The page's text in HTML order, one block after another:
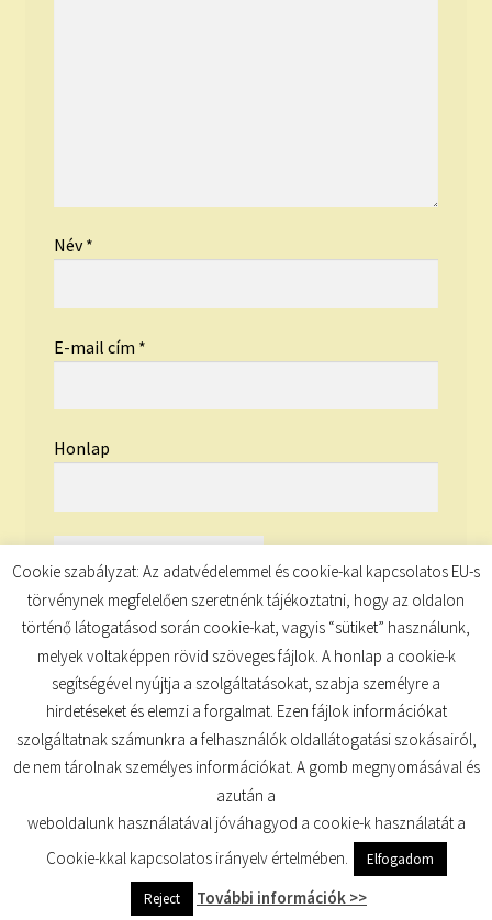
Név*
E-mail cím *
Honlap
© TUDATKULCS 2026
Cookie szabályzat: Az adatvédelemmel és cookie-kal kapcsolatos EU-s
törvénynek megfelelően szeretnénk tájékoztatni, hogy az oldalon
történő látogatásod során cookie-kat, vagyis “sütiket” használunk,
melyek voltaképpen rövid szöveges fájlok. A honlap a cookie-k
segítségével nyújtja a szolgáltatásokat, szabja személyre a
hirdetéseket és elemzi a forgalmat. Ezen fájlok információkat
szolgáltatnak számunkra a felhasználók oldallátogatási szokásairól,
de nem tárolnak személyes információkat. A gomb megnyomásával és
azután a
weboldalunk használatával jóváhagyod a cookie-k használatát a
Cookie-kkal kapcsolatos irányelv értelmében.
Elfogadom
Reject További információk >>